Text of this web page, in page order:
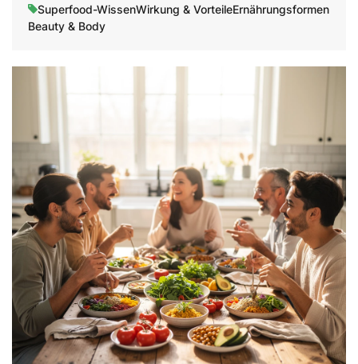
Superfood-WissenWirkung & VorteileErnährungsformen
Beauty & Body